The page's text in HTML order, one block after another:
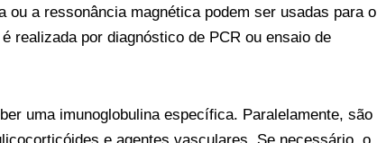
ou a ressonância magnética podem ser usadas para o
realizada por diagnóstico de PCR ou ensaio de
uma imunoglobulina específica. Paralelamente, são
e agentes vasculares. Se necessário, o